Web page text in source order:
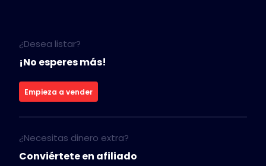
¿Desea listar?
¡No esperes más!
Empieza a vender
¿Necesitas dinero extra?
Conviértete en afiliado